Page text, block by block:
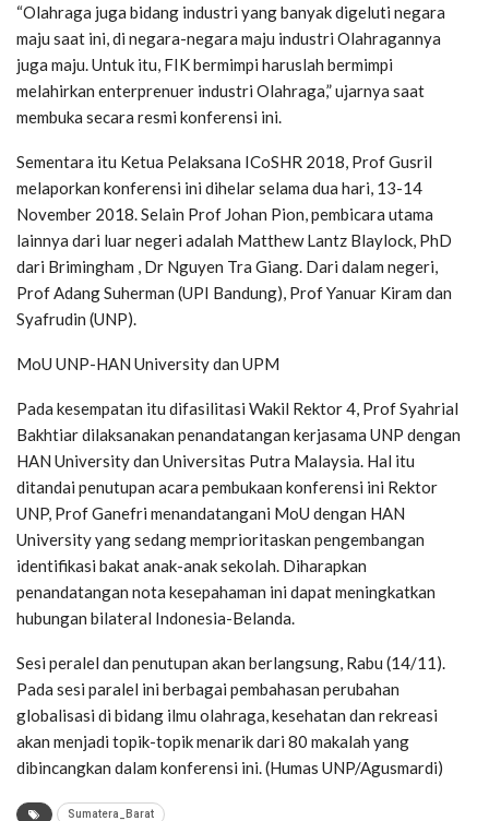
“Olahraga juga bidang industri yang banyak digeluti negara
maju saat ini, di negara-negara maju industri Olahragannya
juga maju. Untuk itu, FIK bermimpi haruslah bermimpi
melahirkan enterprenuer industri Olahraga,” ujarnya saat
membuka secara resmi konferensi ini.
Sementara itu Ketua Pelaksana ICoSHR 2018, Prof Gusril
melaporkan konferensi ini dihelar selama dua hari, 13-14
November 2018. Selain Prof Johan Pion, pembicara utama
lainnya dari luar negeri adalah Matthew Lantz Blaylock, PhD
dari Brimingham , Dr Nguyen Tra Giang. Dari dalam negeri,
Prof Adang Suherman (UPI Bandung), Prof Yanuar Kiram dan
Syafrudin (UNP).
MoU UNP-HAN University dan UPM
Pada kesempatan itu difasilitasi Wakil Rektor 4, Prof Syahrial
Bakhtiar dilaksanakan penandatangan kerjasama UNP dengan
HAN University dan Universitas Putra Malaysia. Hal itu
ditandai penutupan acara pembukaan konferensi ini Rektor
UNP, Prof Ganefri menandatangani MoU dengan HAN
University yang sedang memprioritaskan pengembangan
identifikasi bakat anak-anak sekolah. Diharapkan
penandatangan nota kesepahaman ini dapat meningkatkan
hubungan bilateral Indonesia-Belanda.
Sesi peralel dan penutupan akan berlangsung, Rabu (14/11).
Pada sesi paralel ini berbagai pembahasan perubahan
globalisasi di bidang ilmu olahraga, kesehatan dan rekreasi
akan menjadi topik-topik menarik dari 80 makalah yang
dibincangkan dalam konferensi ini. (Humas UNP/Agusmardi)
Sumatera_Barat